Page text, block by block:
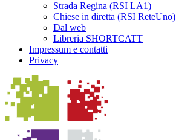
Strada Regina (RSI LA1)
Chiese in diretta (RSI ReteUno)
Dal web
Libreria SHORTCATT
Impressum e contatti
Privacy